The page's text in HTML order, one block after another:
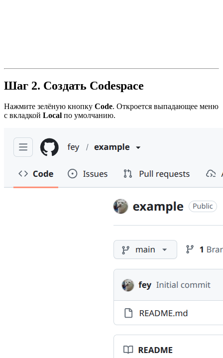
Шаг 2. Создать Codespace
Нажмите зелёную кнопку Code. Откроется выпадающее меню
с вкладкой Local по умолчанию.